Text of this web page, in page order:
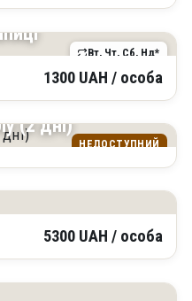
Вт, Чт, Сб, Нд*
1300 UAH / особа
НЕДОСТУПНИЙ
(2 дні)
5300 UAH / особа